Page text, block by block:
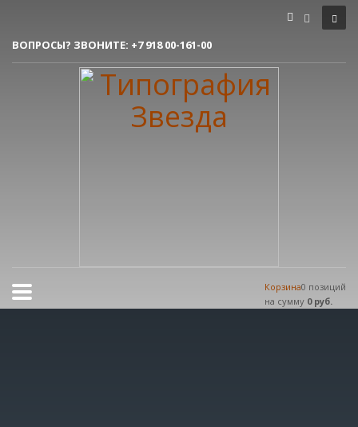
1 Вы делаете заявку.
Согласовываем макет.
Получаете готовый заказ!
ВОПРОСЫ? ЗВОНИТЕ: +7 918 00-161-00
Корзина0 позиций
на сумму 0 руб.